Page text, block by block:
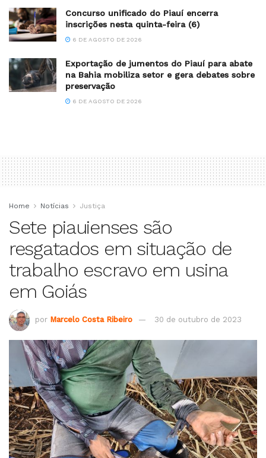
Concurso unificado do Piauí encerra
inscrições nesta quinta-feira (6)
6 DE AGOSTO DE 2026
Exportação de jumentos do Piauí para abate
na Bahia mobiliza setor e gera debates sobre
preservação
6 DE AGOSTO DE 2026
Home Notícias Justiça
Sete piauienses são
resgatados em situação de
trabalho escravo em usina
em Goiás
por Marcelo Costa Ribeiro 30 de outubro de 2023